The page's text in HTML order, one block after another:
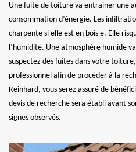
Une fuite de toiture va entrainer une
consommation d’énergie. Les
charpente si elle est en bois e. Elle
l’humidité. Une atmosphère humide
suspectez des fuites dans votre
professionnel afin de procéder à la
Reinhard, vous serez assuré de
devis de recherche sera établi avant
signes observés.